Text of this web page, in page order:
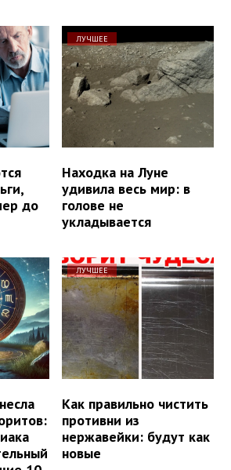
до
ЛУЧШЕЕ
Находка на Луне
удивила весь мир: в
голове не
укладывается
ЛУЧШЕЕ
Как правильно чистить
противни из
нержавейки: будут как
новые